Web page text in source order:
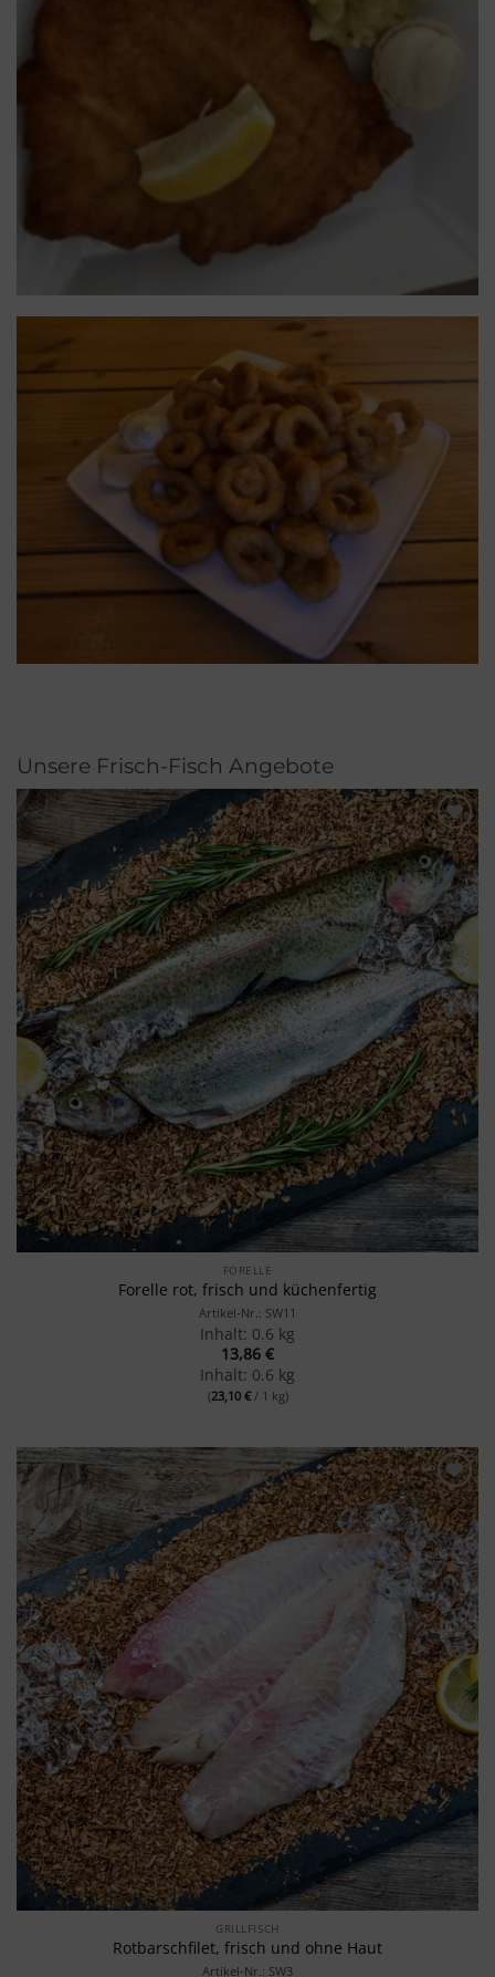
Unsere Frisch-Fisch Angebote
Merken
FORELLE
Forelle rot, frisch und küchenfertig
Artikel-Nr.: SW11
Inhalt: 0.6 kg
13,86 €
Inhalt: 0.6 kg
(23,10 €/ 1 kg)
Merken
GRILLFISCH
Rotbarschfilet, frisch und ohne Haut
Artikel-Nr.: SW3